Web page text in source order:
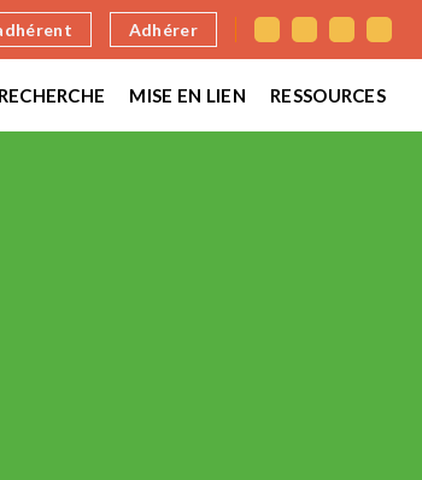
Adhérer
RECHERCHE MISE EN LIEN RESSOURCES